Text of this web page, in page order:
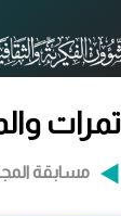
مسابقة